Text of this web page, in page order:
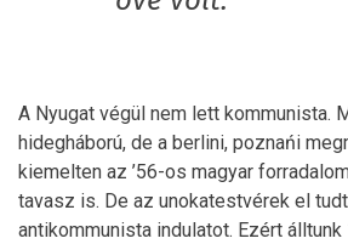
A Nyugat végül nem lett kommunista.
hidegháború, de a berlini, poznańi
kiemelten az ­’56-os magyar
tavasz is. De az unokatestvérek el
antikommunista indulatot. Ezért